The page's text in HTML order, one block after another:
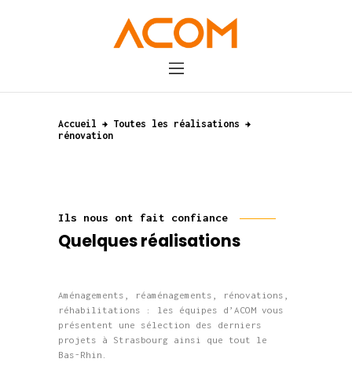
Accueil
Toutes les réalisations
rénovation
A propos
Ils nous ont fait confiance
Quelques réalisations
Aménagements, réaménagements, rénovations,
réhabilitations : les équipes d’ACOM vous
présentent une sélection des derniers
projets à Strasbourg ainsi que tout le
Bas-Rhin.